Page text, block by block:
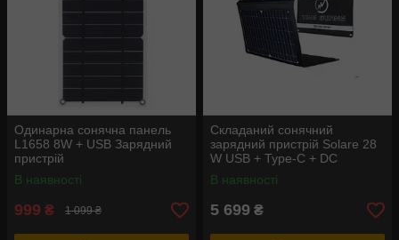
Одинарна сонячна панель
L1658 8W + USB Зарядний
пристрій
В наявності
999 ₴ 1 099 ₴
Складаний сонячний
зарядний пристрій Solare 28
W USB + Type-C + DC
(18V/1.5A) виходи (6358-
EU+DC)
В наявності
5 699 ₴